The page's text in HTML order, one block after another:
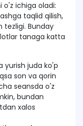
ichiga oladi:
taqlid qilish,
tezligi. Bunday
tanaga katta
yurish juda ko'p
son va qorin
seansda o'z
bundan
xalos